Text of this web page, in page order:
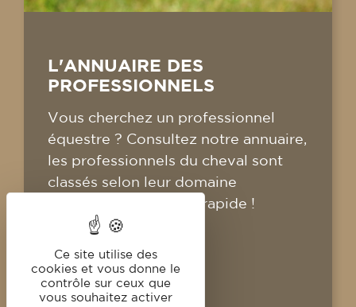
L'ANNUAIRE DES
PROFESSIONNELS
Vous cherchez un professionnel
équestre ? Consultez notre annuaire,
les professionnels du cheval sont
classés selon leur domaine
d'activité. Pratique et rapide !
CONSULTER
Ce site utilise des
cookies et vous donne le
contrôle sur ceux que
vous souhaitez activer